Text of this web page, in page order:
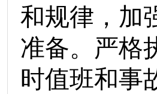
和规律，加
准备。严格
时值班和事